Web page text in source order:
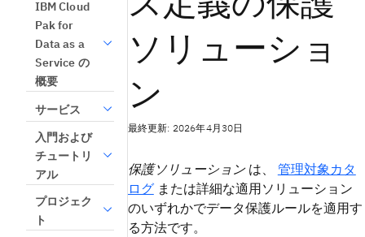
IBM Cloud
Pak for
Data as a
Service の
概要
サービス
入門および
チュートリ
アル
プロジェク
ト
ソリューショ
ン
最終更新: 2026年4月30日
保護ソリューションは、 管理対象カタ
ログまたは詳細な適用ソリューション
のいずれかでデータ保護ルールを適用す
る方法です。